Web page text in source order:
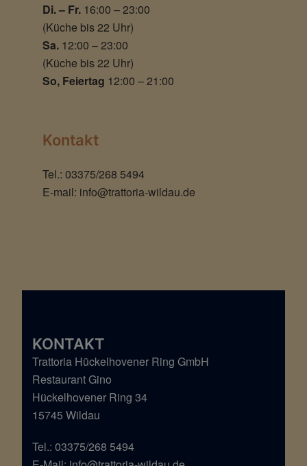
Di. – Fr. 16:00 – 23:00
(Küche bis 22 Uhr)
Sa. 12:00 – 23:00
(Küche bis 22 Uhr)
So, Feiertag 12:00 – 21:00
Kontakt
Tel.: 03375/268 5494
E-mail: info@trattoria-wildau.de
KONTAKT
Trattoria Hückelhovener Ring GmbH
Restaurant Gino
Hückelhovener Ring 34
15745 Wildau
Tel.: 03375/268 5494